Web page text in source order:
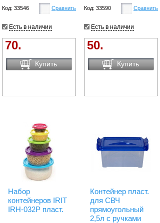
Код: 33546 Сравнить
Есть в наличии
70.
Купить
Код: 33590 Сравнить
Есть в наличии
50.
Купить
Набор
контейнеров IRIT
IRH-032P пласт.
Контейнер пласт.
для СВЧ
прямоугольный
2,5л с ручками